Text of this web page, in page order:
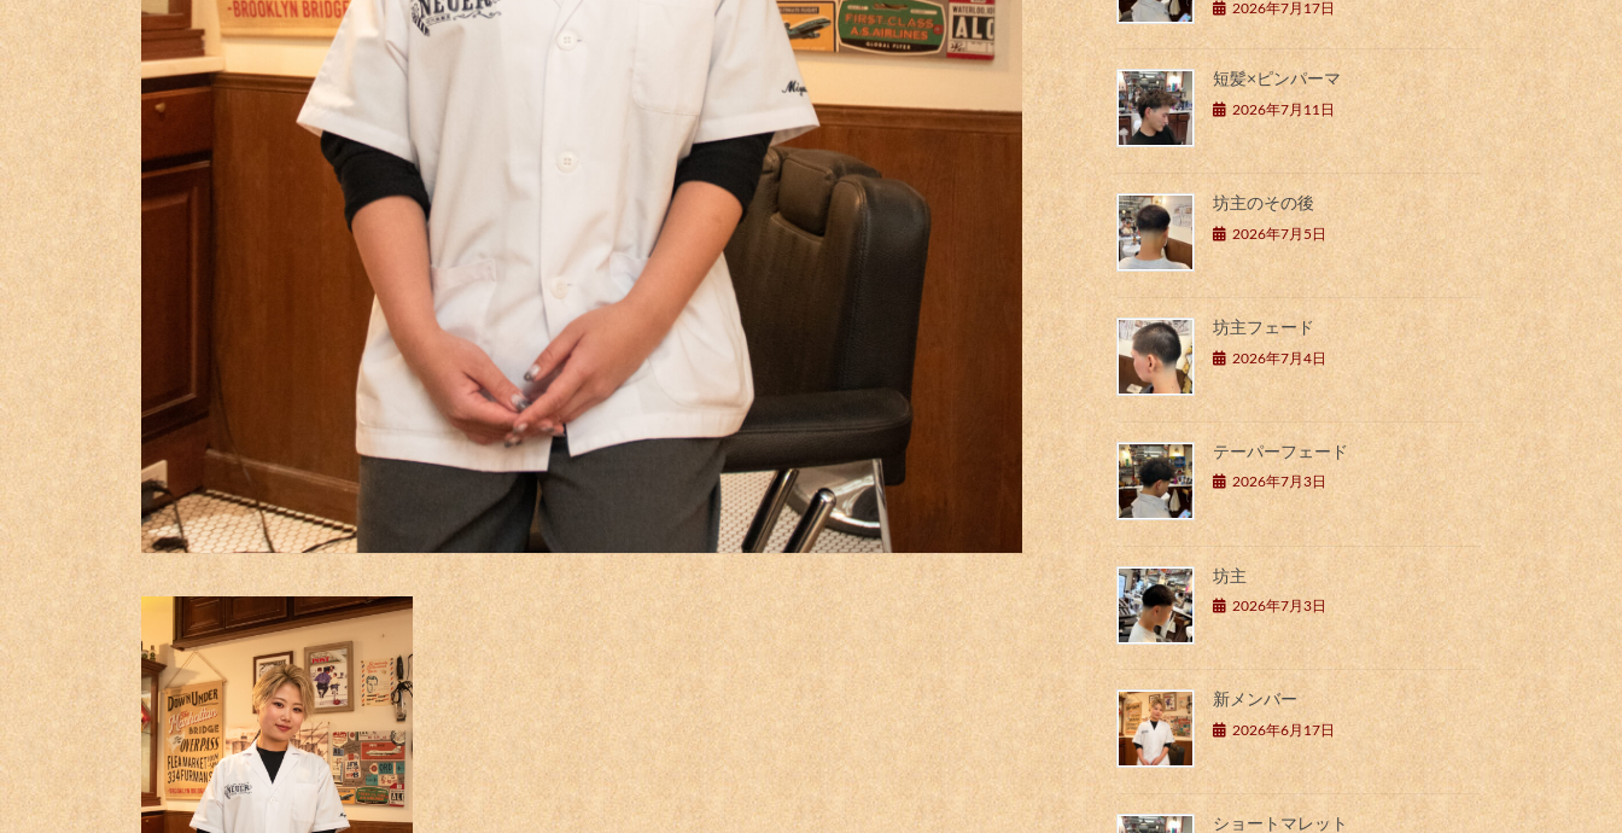
2026年7月17日
短髪×ピンパーマ
2026年7月11日
坊主のその後
2026年7月5日
坊主フェード
2026年7月4日
テーパーフェード
2026年7月3日
坊主
2026年7月3日
新メンバー
2026年6月17日
ショートマレット